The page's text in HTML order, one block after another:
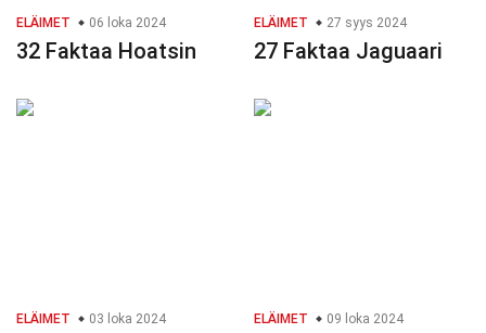
ELÄIMET 06 loka 2024
32 Faktaa Hoatsin
ELÄIMET 27 syys 2024
27 Faktaa Jaguaari
ELÄIMET 03 loka 2024 ELÄIMET 09 loka 2024